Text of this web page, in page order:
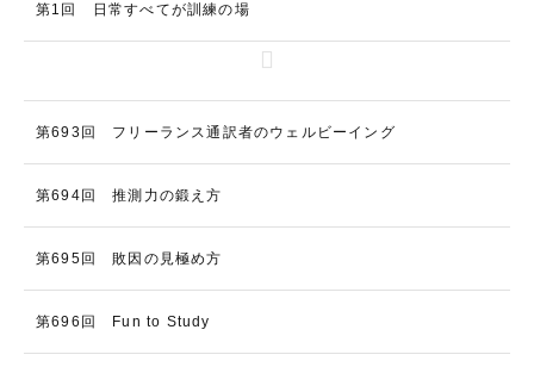
第1回 日常すべてが訓練の場
第693回 フリーランス通訳者のウェルビーイング
第694回 推測力の鍛え方
第695回 敗因の見極め方
第696回 Fun to Study